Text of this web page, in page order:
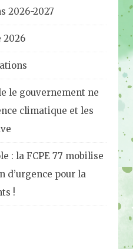
2026-2027
2026
le gouvernement ne
climatique et les
: la FCPE 77 mobilise
d’urgence pour la
!